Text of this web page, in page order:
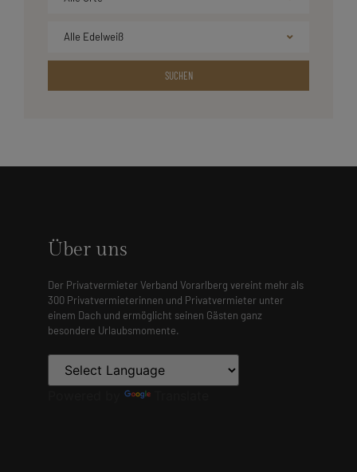
SUCHEN
Über uns
Der Privatvermieter Verband Vorarlberg vereint mehr als
300 Privatvermieterinnen und Privatvermieter unter
einem Dach und ermöglicht seinen Gästen ganz
besondere Urlaubsmomente.